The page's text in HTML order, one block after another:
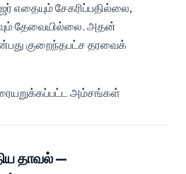
எதையும் சேகரிப்பதில்லை,
தேவையில்லை. அதன்
குறைந்தபட்ச தரவைக்
அம்சங்கள்
தாவல் —